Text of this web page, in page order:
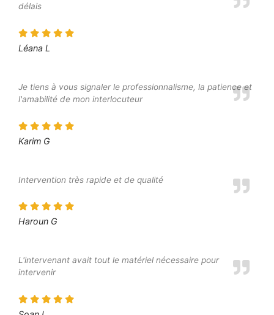
délais
Léana L
Je tiens à vous signaler le professionnalisme, la patience et
l'amabilité de mon interlocuteur
Karim G
Intervention très rapide et de qualité
Haroun G
L'intervenant avait tout le matériel nécessaire pour
intervenir